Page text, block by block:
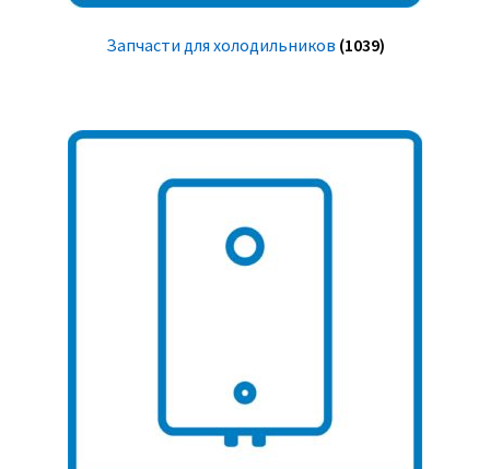
Запчасти для холодильников (1039)